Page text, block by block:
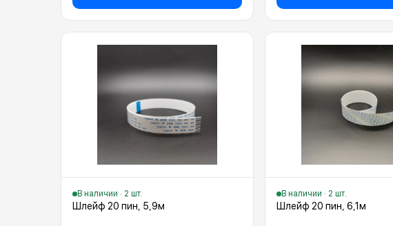
В наличии · 2 шт.
Шлейф 20 пин, 5,9м
В наличии · 2 шт.
Шлейф 20 пин, 6,1м